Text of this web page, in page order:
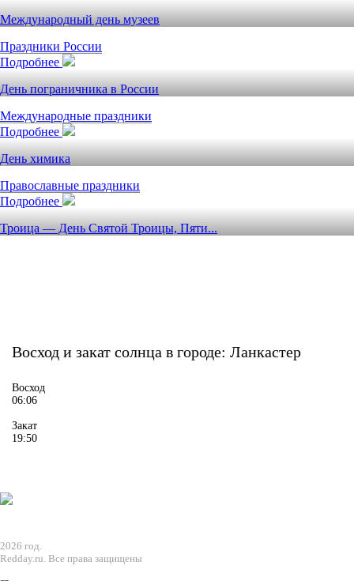
Международный день музеев
Праздники России
Подробнее
День пограничника в России
Международные праздники
Подробнее
День химика
Православные праздники
Подробнее
Троица — День Святой Троицы, Пяти...
Восход и закат солнца в городе: Ланкастер
Восход
06:06
Закат
19:50
2026 год.
Redday.ru. Все права защищены